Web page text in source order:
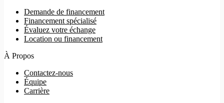
Demande de financement
Financement spécialisé
Évaluez votre échange
Location ou financement
À Propos
Contactez-nous
Équipe
Carrière